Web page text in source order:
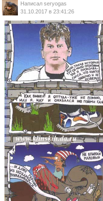
Написал seryogas
31.10.2017 в 23:41:26